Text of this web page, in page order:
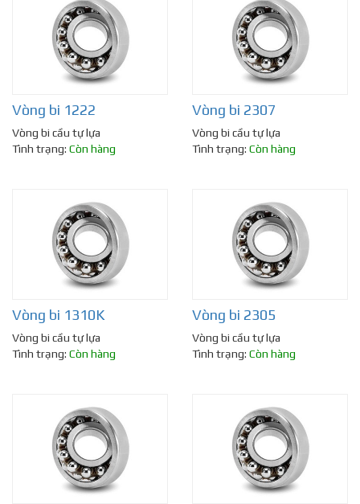
Vòng bi 1222
Vòng bi cầu tự lựa
Tình trạng: Còn hàng
Vòng bi 2307
Vòng bi cầu tự lựa
Tình trạng: Còn hàng
Vòng bi 1310K
Vòng bi cầu tự lựa
Tình trạng: Còn hàng
Vòng bi 2305
Vòng bi cầu tự lựa
Tình trạng: Còn hàng